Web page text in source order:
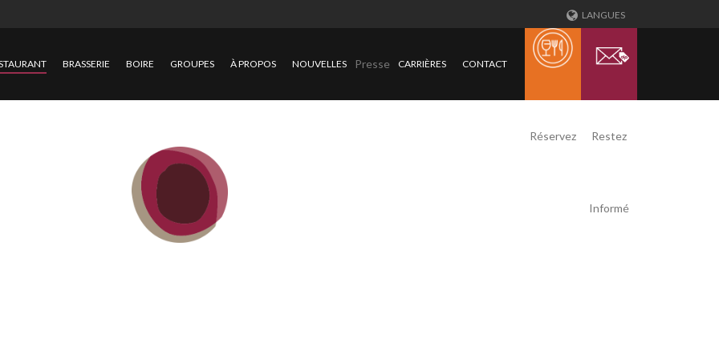
LANGUES
BRASSERIE BOIRE GROUPES À PROPOS NOUVELLES Presse CARRIÈRES CONTACT
Réservez Restez
Informé